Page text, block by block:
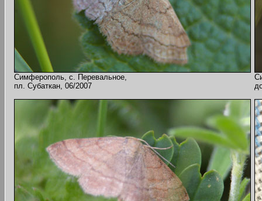
Симферополь, с. Перевальное,
пл. Субаткан, 06/2007